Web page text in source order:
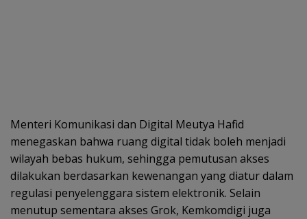
Menteri Komunikasi dan Digital Meutya Hafid
menegaskan bahwa ruang digital tidak boleh menjadi
wilayah bebas hukum, sehingga pemutusan akses
dilakukan berdasarkan kewenangan yang diatur dalam
regulasi penyelenggara sistem elektronik. Selain
menutup sementara akses Grok, Kemkomdigi juga